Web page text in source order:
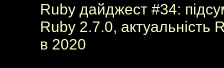
Ruby дайджест #34:
Ruby 2.7.0, актуальність
в 2020